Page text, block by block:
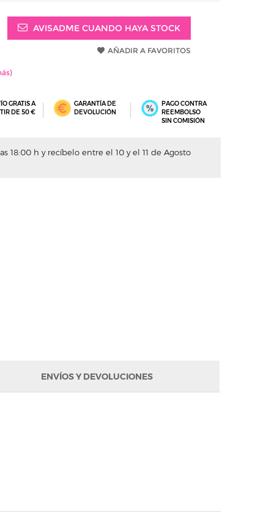
AVISADME CUANDO HAYA STOCK
AÑADIR A FAVORITOS
GRATIS A
DE 50 €
GARANTÍA DE
DEVOLUCIÓN
PAGO CONTRA
REEMBOLSO
SIN COMISIÓN
18:00 h y recíbelo entre el 10 y el 11 de Agosto
ENVÍOS Y DEVOLUCIONES